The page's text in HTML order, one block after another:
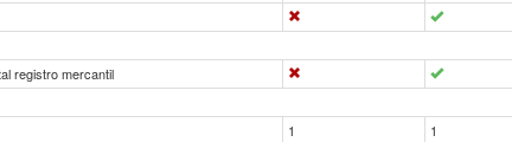
registro mercantil
1 1